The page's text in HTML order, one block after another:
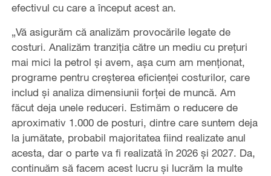
efectivul cu care a început acest an.
„Vă asigurăm că analizăm provocările legate de
costuri. Analizăm tranziţia către un mediu cu preţuri
mai mici la petrol şi avem, aşa cum am menţionat,
programe pentru creşterea eficienţei costurilor, care
includ şi analiza dimensiunii forţei de muncă. Am
făcut deja unele reduceri. Estimăm o reducere de
aproximativ 1.000 de posturi, dintre care suntem deja
la jumătate, probabil majoritatea fiind realizate anul
acesta, dar o parte va fi realizată în 2026 şi 2027. Da,
continuăm să facem acest lucru şi lucrăm la multe